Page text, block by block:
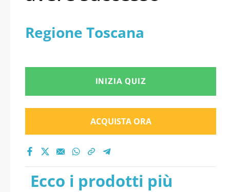
Regione Toscana
INIZIA QUIZ
ACQUISTA ORA
Ecco i prodotti più